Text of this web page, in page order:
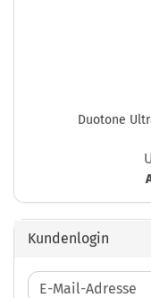
Duotone
Kundenlogin
E-